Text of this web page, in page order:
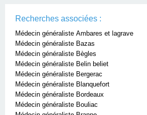
Recherches associées :
Médecin généraliste Ambares et lagrave
Médecin généraliste Bazas
Médecin généraliste Bègles
Médecin généraliste Belin beliet
Médecin généraliste Bergerac
Médecin généraliste Blanquefort
Médecin généraliste Bordeaux
Médecin généraliste Bouliac